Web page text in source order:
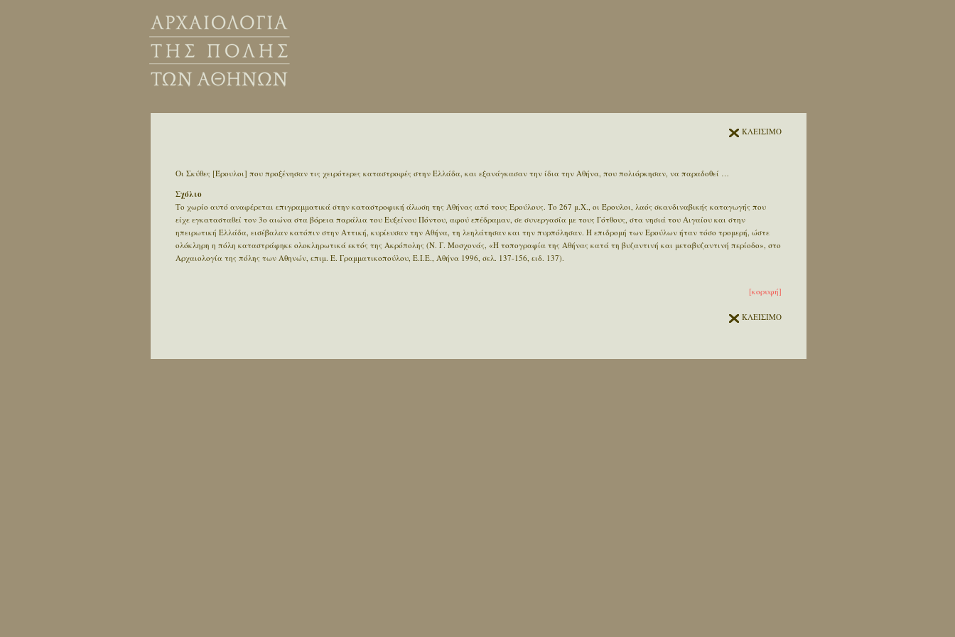
ΚΛΕΙΣΙΜΟ
Οι Σκύθες [Έρουλοι] που προξένησαν τις χειρότερες καταστροφές στην Ελλάδα, και εξανάγκασαν την ίδια την Αθήνα, που πολιόρκησαν, να παραδοθεί …
Σχόλιο
Το χωρίο αυτό αναφέρεται επιγραμματικά στην καταστροφική άλωση της Αθήνας από τους Ερούλους. Το 267 μ.Χ., οι Έρουλοι, λαός σκανδιναβικής καταγωγής που
είχε εγκατασταθεί τον 3ο αιώνα στα βόρεια παράλια του Ευξείνου Πόντου, αφού επέδραμαν, σε συνεργασία με τους Γότθους, στα νησιά του Αιγαίου και στην
ηπειρωτική Ελλάδα, εισέβαλαν κατόπιν στην Αττική, κυρίευσαν την Αθήνα, τη λεηλάτησαν και την πυρπόλησαν. Η επιδρομή των Ερούλων ήταν τόσο τρομερή, ώστε
ολόκληρη η πόλη καταστράφηκε ολοκληρωτικά εκτός της Ακρόπολης (Ν. Γ. Μοσχονάς, «Η τοπογραφία της Αθήνας κατά τη βυζαντινή και μεταβυζαντινή περίοδο», στο
Αρχαιολογία της πόλης των Αθηνών, επιμ. Ε. Γραμματικοπούλου, Ε.Ι.Ε., Αθήνα 1996, σελ. 137-156, ειδ. 137).
[κορυφή]
ΚΛΕΙΣΙΜΟ